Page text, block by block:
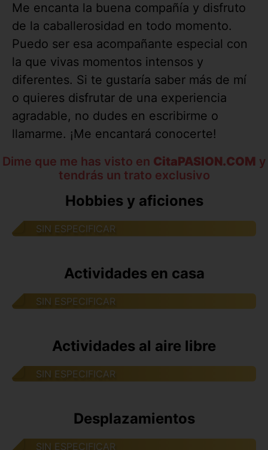
Me encanta la buena compañía y disfruto
de la caballerosidad en todo momento.
Puedo ser esa acompañante especial con
la que vivas momentos intensos y
diferentes. Si te gustaría saber más de mí
o quieres disfrutar de una experiencia
agradable, no dudes en escribirme o
llamarme. ¡Me encantará conocerte!
Dime que me has visto en CitaPASION.COM y
tendrás un trato exclusivo
Hobbies y aficiones
SIN ESPECIFICAR
Actividades en casa
SIN ESPECIFICAR
Actividades al aire libre
SIN ESPECIFICAR
Desplazamientos
SIN ESPECIFICAR